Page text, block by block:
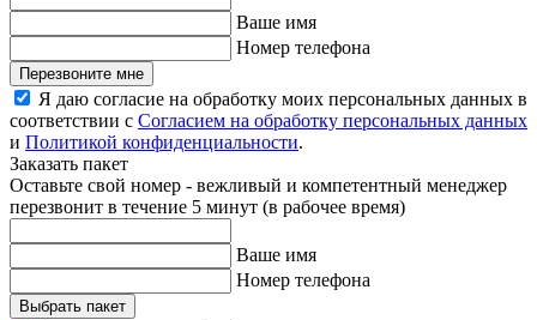
Ваше имя
Номер телефона
Перезвоните мне
Я даю согласие на обработку моих персональных данных в
соответствии с Согласием на обработку персональных данных
и Политикой конфиденциальности.
Заказать пакет
Оставьте свой номер - вежливый и компетентный менеджер
перезвонит в течение 5 минут (в рабочее время)
Ваше имя
Номер телефона
Выбрать пакет